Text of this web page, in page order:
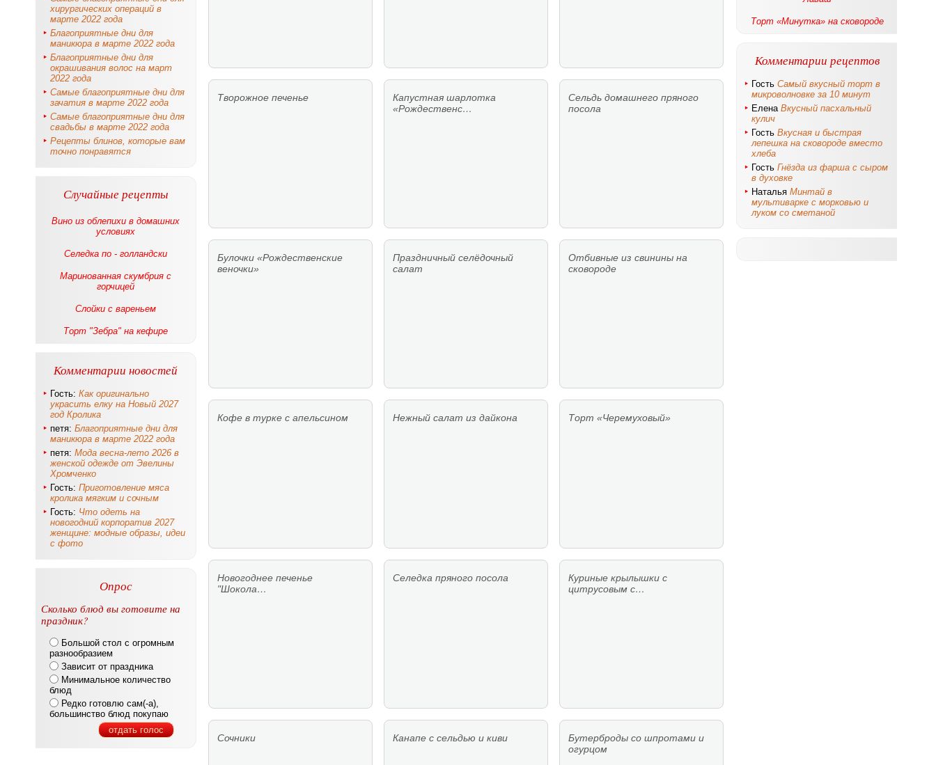
хирургических операций в
марте 2022 года
Благоприятные дни для
маникюра в марте 2022 года
Благоприятные дни для
окрашивания волос на март
2022 года
Самые благоприятные дни для
зачатия в марте 2022 года
Самые благоприятные дни для
свадьбы в марте 2022 года
Рецепты блинов, которые вам
точно понравятся
Случайные рецепты
Вино из облепихи в домашних
условиях
Селедка по - голландски
Маринованная скумбрия с
горчицей
Слойки с вареньем
Торт "Зебра" на кефире
Комментарии новостей
Гость: Как оригинально
украсить елку на Новый 2027
год Кролика
петя: Благоприятные дни для
маникюра в марте 2022 года
петя: Мода весна-лето 2026 в
женской одежде от Эвелины
Хромченко
Гость: Приготовление мяса
кролика мягким и сочным
Гость: Что одеть на
новогодний корпоратив 2027
женщине: модные образы, идеи
с фото
Опрос
Сколько блюд вы готовите на
праздник?
разнообразием
Зависит от праздника
блюд
большинство блюд покупаю
отдать голос
Творожное печенье
Капустная шарлотка
«Рождественс…
Сельдь домашнего пряного
посола
Булочки «Рождественские
веночки»
Праздничный селёдочный
салат
Отбивные из свинины на
сковороде
Кофе в турке с апельсином Нежный салат из дайкона Торт «Черемуховый»
Новогоднее печенье
"Шокола…
Селедка пряного посола
Куриные крылышки с
цитрусовым с…
Сочники Канапе с сельдью и киви
Бутерброды со шпротами и
огурцом
Торт «Минутка» на сковороде
Комментарии рецептов
Гость Самый вкусный торт в
микроволновке за 10 минут
Елена Вкусный пасхальный
кулич
Гость Вкусная и быстрая
лепешка на сковороде вместо
хлеба
Гость Гнёзда из фарша с сыром
в духовке
Наталья Минтай в
мультиварке с морковью и
луком со сметаной